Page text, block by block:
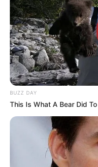
BUZZ DAY
This Is What A Bear Did